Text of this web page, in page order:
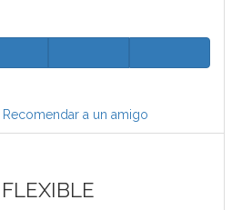
Recomendar a un amigo